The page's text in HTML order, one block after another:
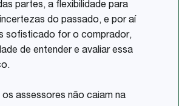
partes, a flexibilidade para
do passado, e por aí
sofisticado for o comprador,
de entender e avaliar essa
assessores não caiam na